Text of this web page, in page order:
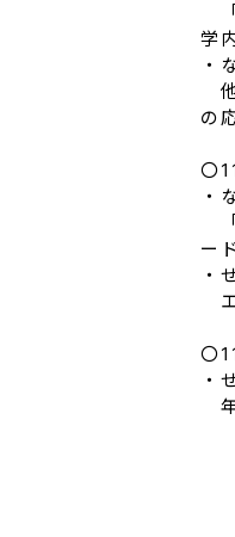
学
・
の
〇
・
ー
・
〇
・